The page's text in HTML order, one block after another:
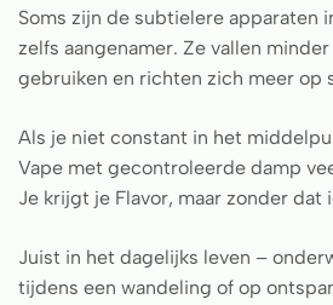
Soms zijn de subtielere apparaten
zelfs aangenamer. Ze vallen
gebruiken en richten zich meer op
Als je niet constant in het
Vape met gecontroleerde damp
Je krijgt je Flavor, maar zonder dat
Juist in het dagelijks leven –
tijdens een wandeling of op